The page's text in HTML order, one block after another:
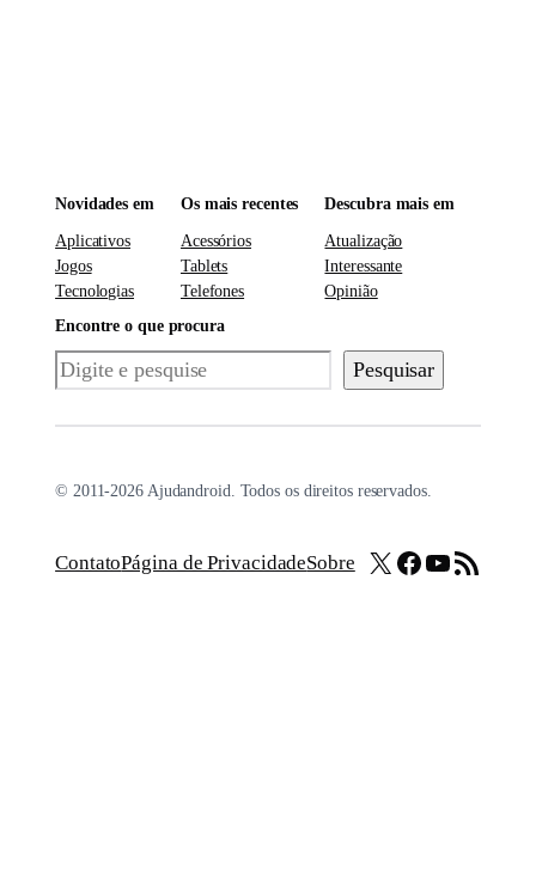
Novidades em
Aplicativos
Jogos
Tecnologias
Os mais recentes
Acessórios
Tablets
Telefones
Descubra mais em
Atualização
Interessante
Opinião
Encontre o que procura
Pesquisar Pesquisar
© 2011-2026 Ajudandroid. Todos os direitos reservados.
ContatoPágina de PrivacidadeSobre X Facebook
Youtube
Feed RSS